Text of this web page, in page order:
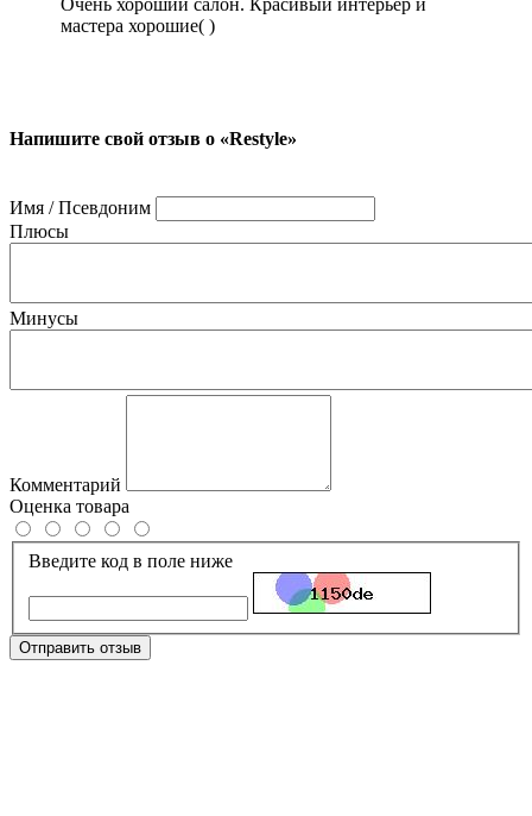
Очень хороший салон. Красивый интерьер и
мастера хорошие( )
Напишите свой отзыв о «Restyle»
Имя / Псевдоним
Плюсы
Минусы
Комментарий
Оценка товара
Введите код в поле ниже
Отправить отзыв